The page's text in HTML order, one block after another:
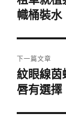
導
覽
一
文
章:
幟桶裝水
下一篇文章
下
一
文
紋眼線茵
唇有選擇